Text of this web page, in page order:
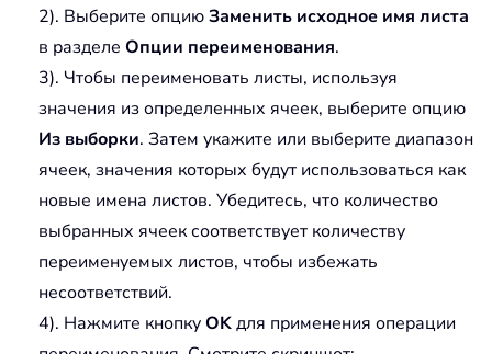
2). Выберите опциюЗаменить исходное имя листа
в разделе Опции переименования.
3). Чтобы переименовать листы, используя
значения из определенных ячеек, выберите опцию
Из выборки. Затем укажите или выберите диапазон
ячеек, значения которых будут использоваться как
новые имена листов. Убедитесь, что количество
выбранных ячеек соответствует количеству
переименуемых листов, чтобы избежать
несоответствий.
4). Нажмите кнопкуOKдля применения операции